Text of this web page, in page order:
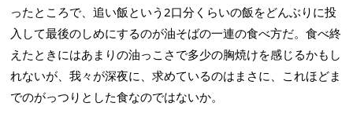
ったところで、追い飯という2口分くらいの飯をどんぶりに投
入して最後のしめにするのが油そばの一連の食べ方だ。食べ終
えたときにはあまりの油っこさで多少の胸焼けを感じるかもし
れないが、我々が深夜に、求めているのはまさに、これほどま
でのがっつりとした食なのではないか。